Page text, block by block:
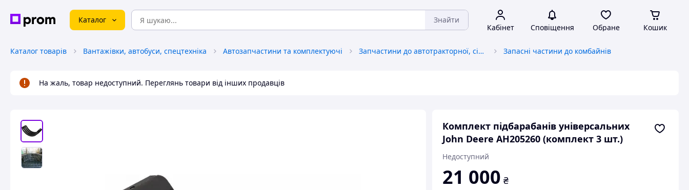
Каталог Знайти
Кабінет Сповіщення Обране Кошик
Каталог товарів Вантажівки, автобуси, спецтехніка Автозапчастини та комплектуючі Запчастини до автотракторної, сільськогосподарської спецтехніки Запасні частини до комбайнів
На жаль, товар недоступний. Переглянь товари від інших продавців
Комплект підбарабанів універсальних
John Deere AH205260 (комплект 3 шт.)
Недоступний
21 000 ₴